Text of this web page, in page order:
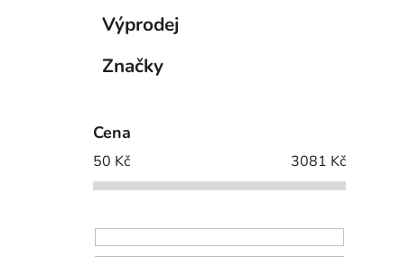
Výprodej
Značky
Cena
50 Kč 3081 Kč